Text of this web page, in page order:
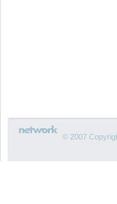
© 2007